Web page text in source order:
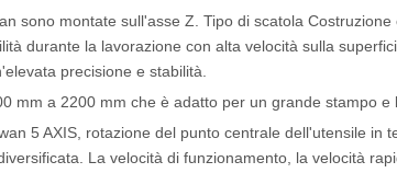
sono montate sull'asse Z. Tipo di scatola
durante la lavorazione con alta velocità sulla
precisione e stabilità.
mm a 2200 mm che è adatto per un grande stampo e
5 AXIS, rotazione del punto centrale dell'utensile in
La velocità di funzionamento, la velocità